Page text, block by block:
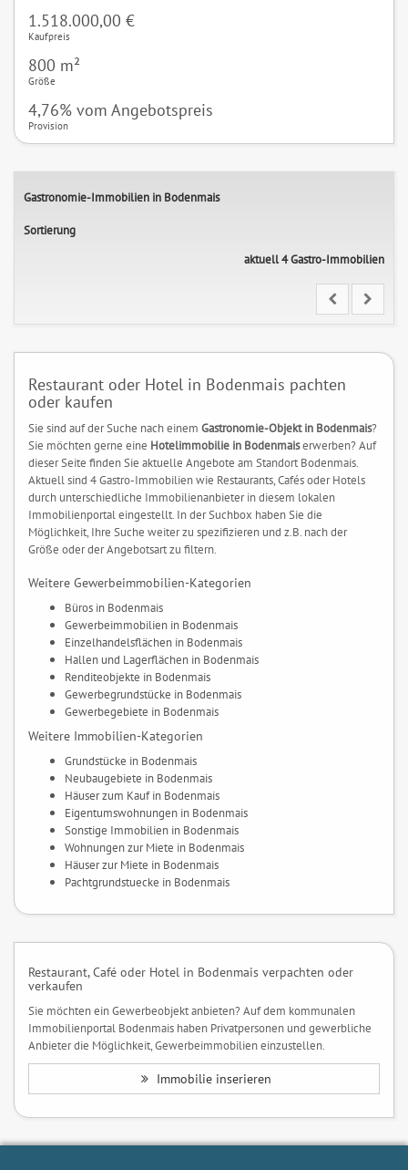
1.518.000,00 €
Kaufpreis
800 m²
Größe
4,76% vom Angebotspreis
Provision
Gastronomie-Immobilien in Bodenmais
Sortierung
aktuell 4 Gastro-Immobilien
Restaurant oder Hotel in Bodenmais pachten
oder kaufen
Sie sind auf der Suche nach einem Gastronomie-Objekt in Bodenmais?
Sie möchten gerne eine Hotelimmobilie in Bodenmaiserwerben? Auf
dieser Seite finden Sie aktuelle Angebote am Standort Bodenmais.
Aktuell sind 4 Gastro-Immobilien wie Restaurants, Cafés oder Hotels
durch unterschiedliche Immobilienanbieter in diesem lokalen
Immobilienportal eingestellt. In der Suchbox haben Sie die
Möglichkeit, Ihre Suche weiter zu spezifizieren und z.B. nach der
Größe oder der Angebotsart zu filtern.
Weitere Gewerbeimmobilien-Kategorien
Büros in Bodenmais
Gewerbeimmobilien in Bodenmais
Einzelhandelsflächen in Bodenmais
Hallen und Lagerflächen in Bodenmais
Renditeobjekte in Bodenmais
Gewerbegrundstücke in Bodenmais
Gewerbegebiete in Bodenmais
Weitere Immobilien-Kategorien
Grundstücke in Bodenmais
Neubaugebiete in Bodenmais
Häuser zum Kauf in Bodenmais
Eigentumswohnungen in Bodenmais
Sonstige Immobilien in Bodenmais
Wohnungen zur Miete in Bodenmais
Häuser zur Miete in Bodenmais
Pachtgrundstuecke in Bodenmais
Restaurant, Café oder Hotel in Bodenmais verpachten oder
verkaufen
Sie möchten ein Gewerbeobjekt anbieten? Auf dem kommunalen
Immobilienportal Bodenmais haben Privatpersonen und gewerbliche
Anbieter die Möglichkeit, Gewerbeimmobilien einzustellen.
Immobilie inserieren